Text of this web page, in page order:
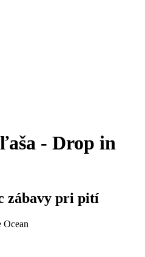
- Drop in
zábavy pri pití